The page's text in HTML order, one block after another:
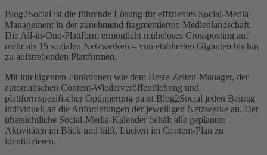
Blog2Social ist die führende Lösung für effizientes Social-Media-
Management in der zunehmend fragmentierten Medienlandschaft.
Die All-in-One-Plattform ermöglicht müheloses Crossposting auf
mehr als 15 sozialen Netzwerken – von etablierten Giganten bis hin
zu aufstrebenden Plattformen.
Mit intelligenten Funktionen wie dem Beste-Zeiten-Manager, der
automatischen Content-Wiederveröffentlichung und
plattformspezifischer Optimierung passt Blog2Social jeden Beitrag
individuell an die Anforderungen der jeweiligen Netzwerke an. Der
übersichtliche Social-Media-Kalender behält alle geplanten
Aktivitäten im Blick und hilft, Lücken im Content-Plan zu
identifizieren.